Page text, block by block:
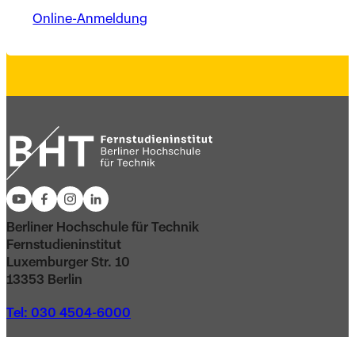
Online-Anmeldung
Berliner Hochschule für Technik
Fernstudieninstitut
Luxemburger Str. 10
13353 Berlin
Tel: 030 4504-6000